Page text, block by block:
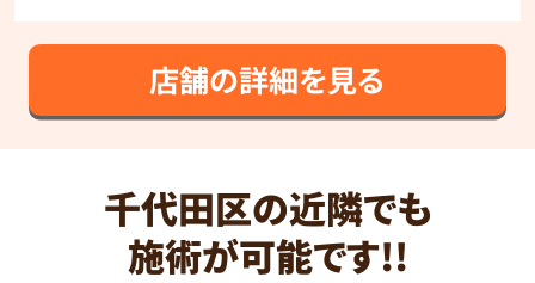
店舗の詳細を見る
千代田区の近隣でも
施術が可能です!!